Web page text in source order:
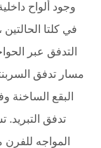
وجود ألواح
في كلتا
التدفق عبر
مسار تدفق
البقع الساخنة
تدفق
المواجه